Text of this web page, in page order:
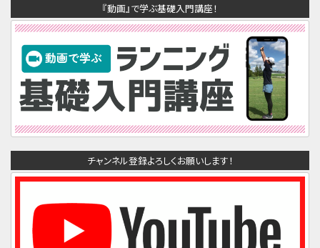
『動画』で学ぶ基礎入門講座！
チャンネル登録よろしくお願いします！